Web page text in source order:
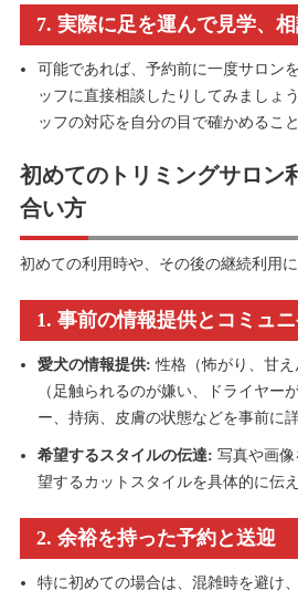
7. 実際に足を運んで見学、
可能であれば、予約前に一度サロン
ッフに直接相談したりしてみましょ
ッフの対応を自分の目で確かめるこ
初めてのトリミングサロン
合い方
初めての利用時や、その後の継続利用
1. 事前の情報提供とコミュ
愛犬の情報提供: 性格（怖がり、甘
（足触られるのが嫌い、ドライヤー
ー、持病、皮膚の状態などを事前に
希望するスタイルの伝達: 写真や画
望するカットスタイルを具体的に伝え
2. 余裕を持った予約と送迎
特に初めての場合は、混雑時を避け